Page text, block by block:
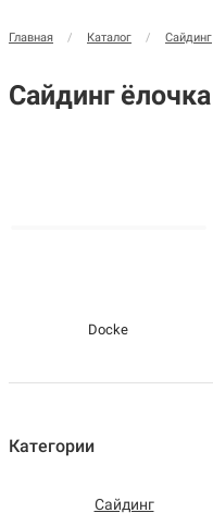
Главная / Каталог / Сайдинг
Сайдинг ёлочка
Docke
Категории
Сайдинг